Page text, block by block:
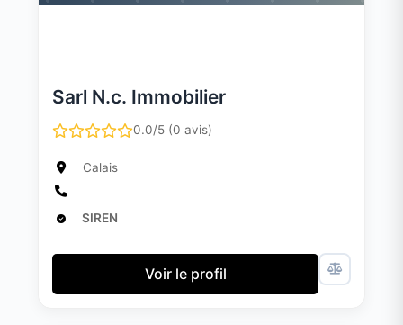
Sarl N.c. Immobilier
0.0/5 (0 avis)
Calais
SIREN
Voir le profil